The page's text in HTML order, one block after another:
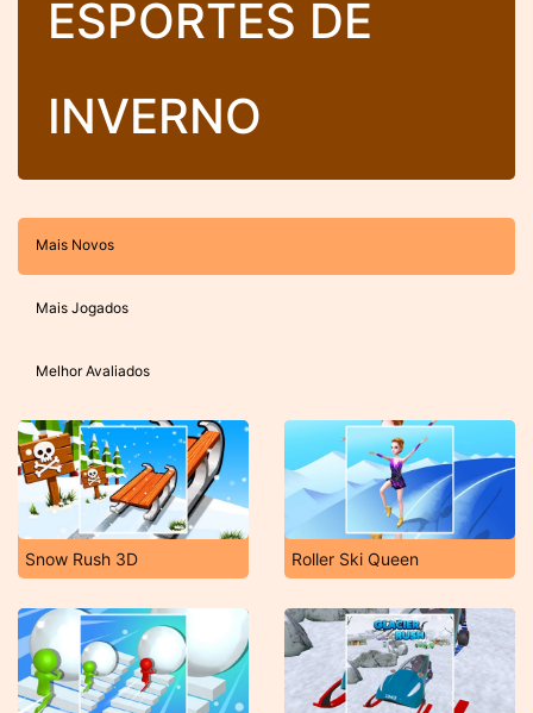
ESPORTES DE
INVERNO
Mais Novos
Mais Jogados
Melhor Avaliados
Snow Rush 3D Roller Ski Queen